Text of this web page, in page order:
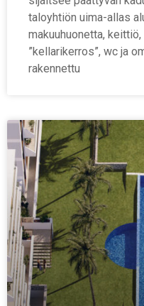
taloyhtiön uima-allas
makuuhuonetta,
”kellarikerros”, wc ja
rakennettu